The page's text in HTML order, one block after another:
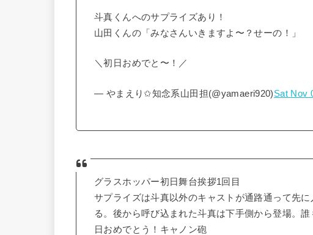
斗真くんへのサプライズあり！
山田くんの「みなさんいきますよ〜？せーの！」
＼初日おめでと〜！／
— やまえり✩知念系山田担(@yamaeri920)Sat Nov
グラスホッパー初日舞台挨拶1回目
サプライズは斗真以外のキャストが通路通って先
る。後から呼び込まれた斗真は下手側から登場。
日おめでとう！キャノン砲